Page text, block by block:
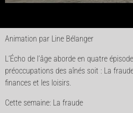
Animation par Line Bélanger
L’Écho de l’âge aborde en quatre
préoccupations des aînés soit : La
finances et les loisirs.
Cette semaine: La fraude